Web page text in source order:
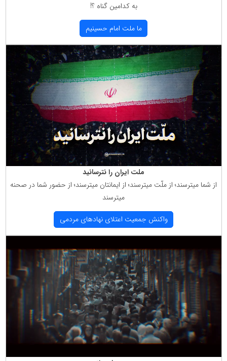
به كدامین گناه ؟!
ما ملت امام حسینیم
ملت ایران را نترسانید
از شما میترسند؛ از ملّت میترسند؛ از ایمانتان میترسند؛ از حضور شما در صحنه
میترسند
واكنش جمعیت اعتلای نهادهای مردمی